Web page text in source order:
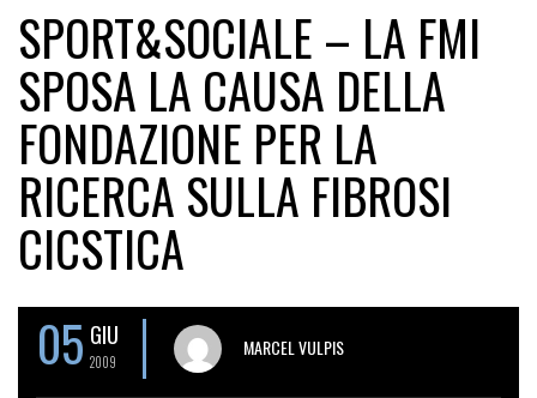
SPORT&SOCIALE – LA FMI
SPOSA LA CAUSA DELLA
FONDAZIONE PER LA
RICERCA SULLA FIBROSI
CICSTICA
05 GIU
2009
MARCEL VULPIS